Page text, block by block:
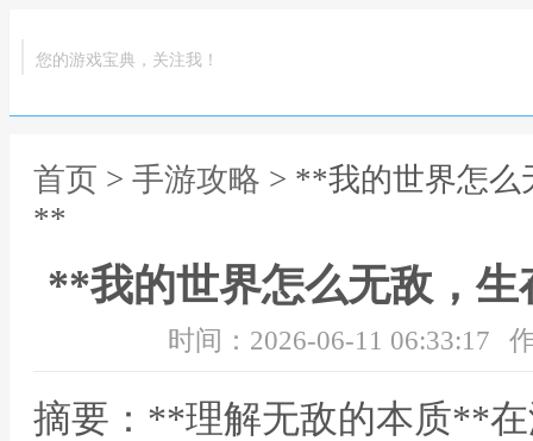
您的游戏宝典，关注我！
首页 > 手游攻略 > **我的世界怎么
**
**我的世界怎么无敌，
时间：2026-06-11 06:33:17
摘要：**理解无敌的本质**